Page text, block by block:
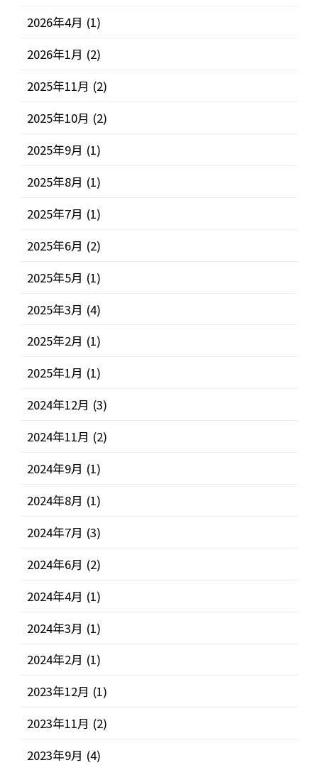
2026年4月 (1)
2026年1月 (2)
2025年11月 (2)
2025年10月 (2)
2025年9月 (1)
2025年8月 (1)
2025年7月 (1)
2025年6月 (2)
2025年5月 (1)
2025年3月 (4)
2025年2月 (1)
2025年1月 (1)
2024年12月 (3)
2024年11月 (2)
2024年9月 (1)
2024年8月 (1)
2024年7月 (3)
2024年6月 (2)
2024年4月 (1)
2024年3月 (1)
2024年2月 (1)
2023年12月 (1)
2023年11月 (2)
2023年9月 (4)